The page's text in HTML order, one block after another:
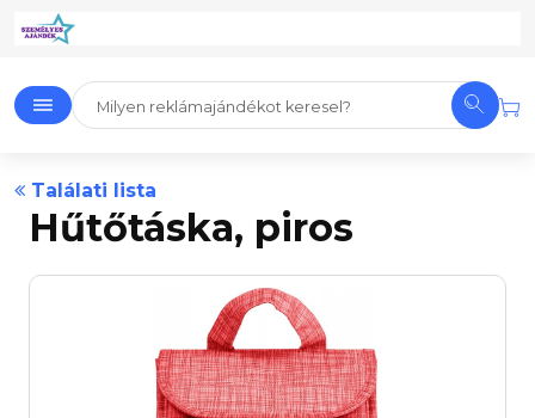
Találati lista
Hűtőtáska, piros